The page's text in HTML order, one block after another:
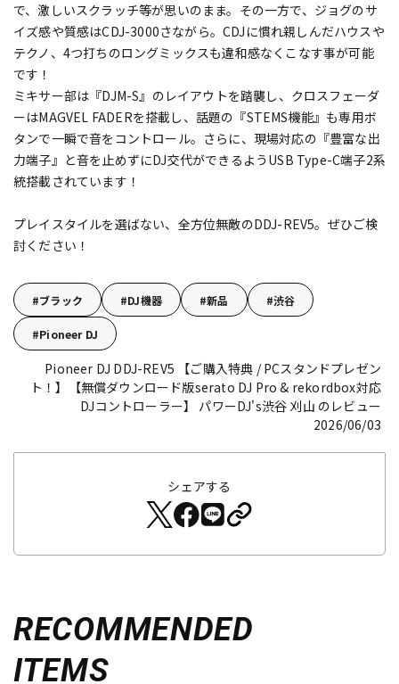
で、激しいスクラッチ等が思いのまま。その一方で、ジョグのサ
イズ感や質感はCDJ-3000さながら。CDJに慣れ親しんだハウスや
テクノ、4つ打ちのロングミックスも違和感なくこなす事が可能
です！
ミキサー部は『DJM-S』のレイアウトを踏襲し、クロスフェーダ
ーはMAGVEL FADERを搭載し、話題の『STEMS機能』も専用ボ
タンで一瞬で音をコントロール。さらに、現場対応の『豊富な出
力端子』と音を止めずにDJ交代ができるようUSB Type-C端子2系
統搭載されています！
プレイスタイルを選ばない、全方位無敵のDDJ-REV5。ぜひご検
討ください！
ブラック DJ機器 新品 渋谷
Pioneer DJ
Pioneer DJ DDJ-REV5 【ご購入特典 / PCスタンドプレゼン
ト！】【無償ダウンロード版serato DJ Pro & rekordbox対応
DJコントローラー】
パワーDJ's渋谷 刈山 のレビュー
2026/06/03
シェアする
RECOMMENDED
ITEMS